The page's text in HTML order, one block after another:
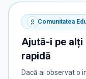
Comunitatea
Ajută-i pe
rapidă
Dacă ai observat o